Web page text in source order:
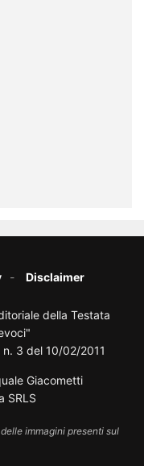
Disclaimer
della Testata
3 del 10/02/2011
Giacometti
SRLS
immagini presenti sul